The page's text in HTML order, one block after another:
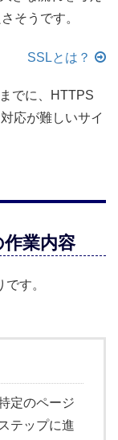
そうです。
SSLとは？
でに、HTTPS
応が難しいサイ
業内容
す。
定のページ
テップに進